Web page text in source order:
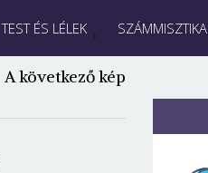
TEST ÉS LÉLEK SZÁMMISZTIKA
A következő kép